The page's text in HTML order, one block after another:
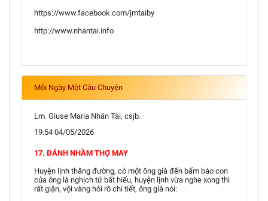
https://www.facebook.com/jmtaiby
http://www.nhantai.info
Mỗi Ngày Một Câu Chuyện
Lm. Giuse Maria Nhân Tài, csjb. ·
19:54 04/05/2026
17. ĐÁNH NHẦM THỢ MAY
Huyện lịnh thăng đường, có một ông già đến bẩm báo con
của ông là nghịch tử bất hiếu, huyện lịnh vừa nghe xong thì
rất giận, vội vàng hỏi rõ chi tiết, ông già nói: